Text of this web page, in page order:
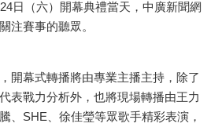
日（六）開幕典禮當天，中廣新聞網
注賽事的聽眾。
幕式轉播將由專業主播主持，除了
表戰力分析外，也將現場轉播由王力
、SHE、徐佳瑩等眾歌手精彩表演，